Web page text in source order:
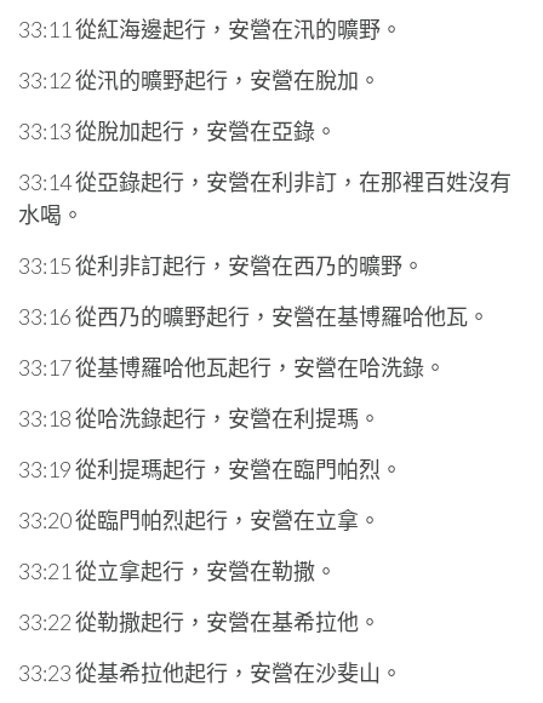
33:11 從紅海邊起行，安營在汛的曠野。
33:12 從汛的曠野起行，安營在脫加。
33:13 從脫加起行，安營在亞錄。
33:14 從亞錄起行，安營在利非訂，在那裡百姓沒有
水喝。
33:15 從利非訂起行，安營在西乃的曠野。
33:16 從西乃的曠野起行，安營在基博羅哈他瓦。
33:17 從基博羅哈他瓦起行，安營在哈洗錄。
33:18 從哈洗錄起行，安營在利提瑪。
33:19 從利提瑪起行，安營在臨門帕烈。
33:20 從臨門帕烈起行，安營在立拿。
33:21 從立拿起行，安營在勒撒。
33:22 從勒撒起行，安營在基希拉他。
33:23 從基希拉他起行，安營在沙斐山。